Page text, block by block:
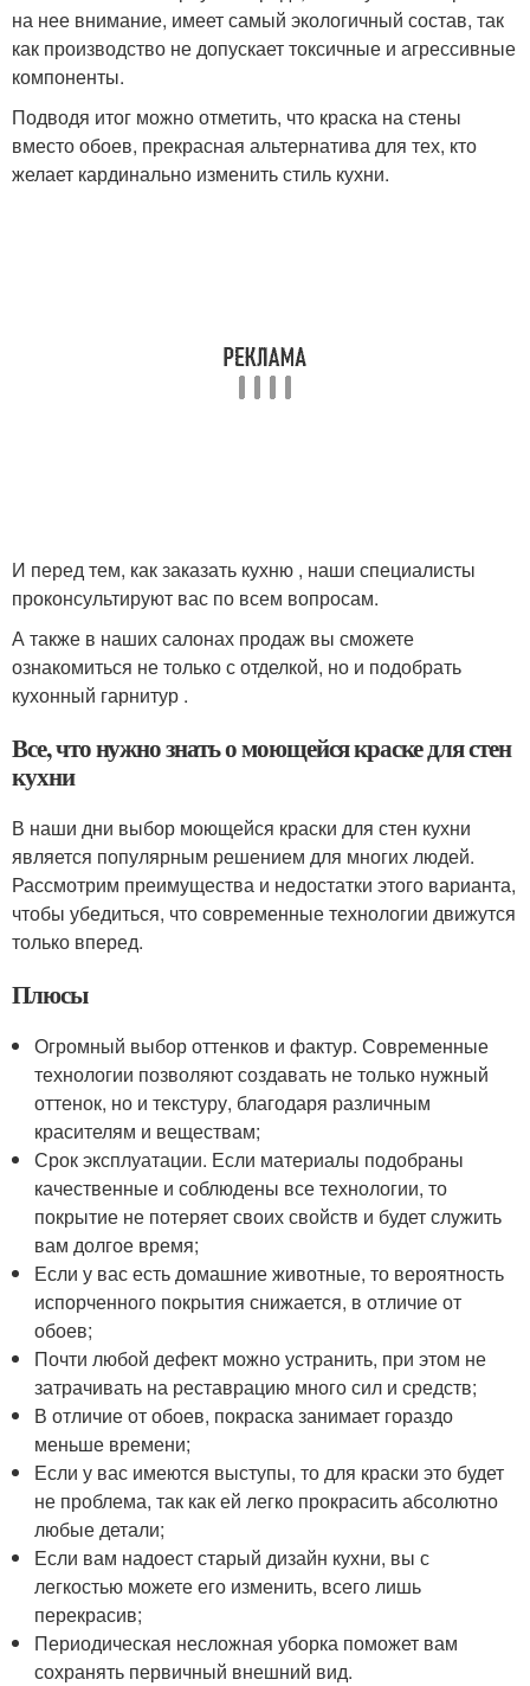
на нее внимание, имеет самый экологичный состав, так
как производство не допускает токсичные и агрессивные
компоненты.
Подводя итог можно отметить, что краска на стены
вместо обоев, прекрасная альтернатива для тех, кто
желает кардинально изменить стиль кухни.
И перед тем, как заказать кухню , наши специалисты
проконсультируют вас по всем вопросам.
А также в наших салонах продаж вы сможете
ознакомиться не только с отделкой, но и подобрать
кухонный гарнитур .
Все, что нужно знать о моющейся краске для стен
кухни
В наши дни выбор моющейся краски для стен кухни
является популярным решением для многих людей.
Рассмотрим преимущества и недостатки этого варианта,
чтобы убедиться, что современные технологии движутся
только вперед.
Плюсы
Огромный выбор оттенков и фактур. Современные
технологии позволяют создавать не только нужный
оттенок, но и текстуру, благодаря различным
красителям и веществам;
Срок эксплуатации. Если материалы подобраны
качественные и соблюдены все технологии, то
покрытие не потеряет своих свойств и будет служить
вам долгое время;
Если у вас есть домашние животные, то вероятность
испорченного покрытия снижается, в отличие от
обоев;
Почти любой дефект можно устранить, при этом не
затрачивать на реставрацию много сил и средств;
В отличие от обоев, покраска занимает гораздо
меньше времени;
Если у вас имеются выступы, то для краски это будет
не проблема, так как ей легко прокрасить абсолютно
любые детали;
Если вам надоест старый дизайн кухни, вы с
легкостью можете его изменить, всего лишь
перекрасив;
Периодическая несложная уборка поможет вам
сохранять первичный внешний вид.